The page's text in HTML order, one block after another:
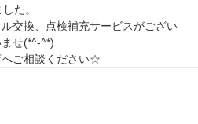
た。
交換、点検補充サービスがござい
せ(*^-^*)
ご相談ください☆